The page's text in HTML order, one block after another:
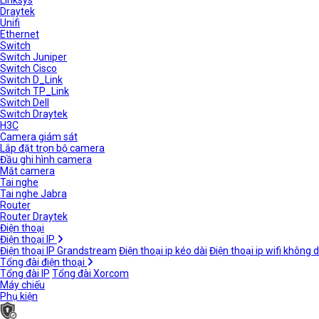
Draytek
Unifi
Ethernet
Switch
Switch Juniper
Switch Cisco
Switch D_Link
Switch TP_Link
Switch Dell
Switch Draytek
H3C
Camera giám sát
Lắp đặt trọn bộ camera
Đầu ghi hình camera
Mắt camera
Tai nghe
Tai nghe Jabra
Router
Router Draytek
Điện thoại
Điện thoại IP
Điện thoại IP Grandstream Điện thoại ip kéo dài Điện thoại ip wifi không
Tổng đài điện thoại
Tổng đài IP Tổng đài Xorcom
Máy chiếu
Phụ kiện